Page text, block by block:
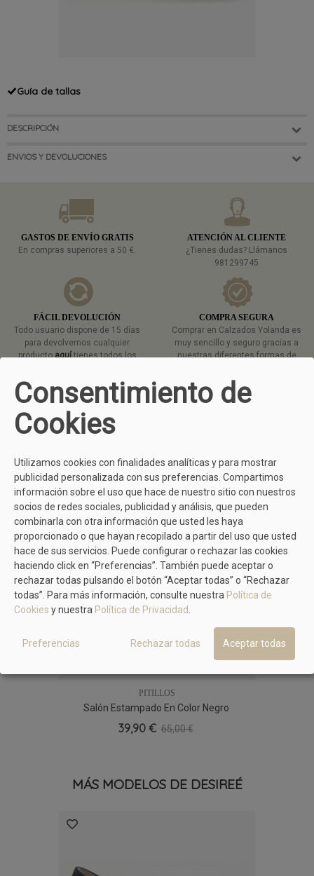
Guía de tallas
DESCRIPCIÓN
ENVIOS Y DEVOLUCIONES
GASTOS DE ENVÍO GRATIS
En compras superiores a 50 €.
ATENCIÓN AL CLIENTE
¿Tienes dudas? Llámanos
981299745
FÁCIL DEVOLUCIÓN
Todo usuario dispone de 15 días
para devolvernos cualquier
productoaquítienes todos los
COMPRA SEGURA
Comprar en Calzados Yolanda es
muy sencillo y seguro gracias a
nuestras diferentes formas de
TAMBIÉN TE PUEDE GUSTAR
PITILLOS
Salón Estampado En Color Negro
39,90 € 65,00 €
MÁS MODELOS DE DESIREÉ
Consentimiento de
Cookies
Utilizamos cookies con finalidades analíticas y para mostrar
publicidad personalizada con sus preferencias. Compartimos
información sobre el uso que hace de nuestro sitio con nuestros
socios de redes sociales, publicidad y análisis, que pueden
combinarla con otra información que usted les haya
proporcionado o que hayan recopilado a partir del uso que usted
hace de sus servicios. Puede configurar o rechazar las cookies
haciendo click en “Preferencias”. También puede aceptar o
rechazar todas pulsando el botón “Aceptar todas” o “Rechazar
todas”. Para más información, consulte nuestra Política de
Cookies y nuestra Política de Privacidad
Preferencias Rechazar todas Aceptar todas